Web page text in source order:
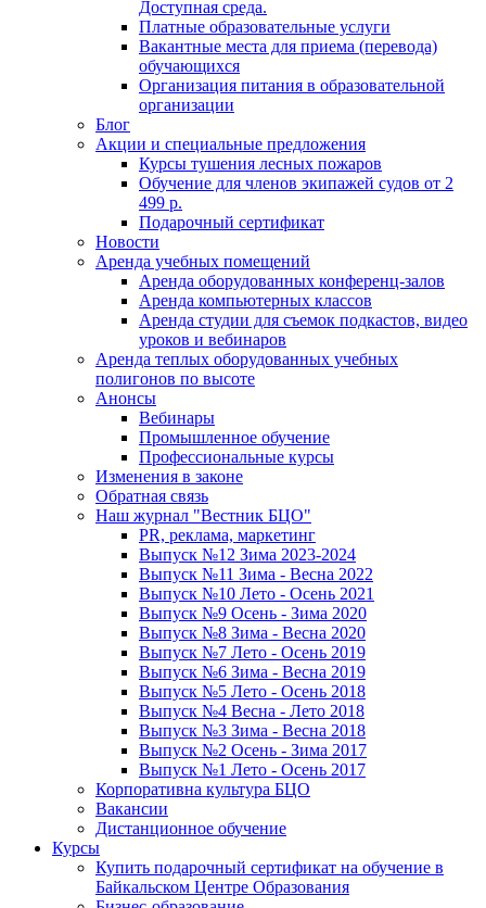
Доступная среда.
Платные образовательные услуги
Вакантные места для приема (перевода)
обучающихся
Организация питания в образовательной
организации
Блог
Акции и специальные предложения
Курсы тушения лесных пожаров
Обучение для членов экипажей судов от 2
499 р.
Подарочный сертификат
Новости
Аренда учебных помещений
Аренда оборудованных конференц-залов
Аренда компьютерных классов
Аренда студии для съемок подкастов, видео
уроков и вебинаров
Аренда теплых оборудованных учебных
полигонов по высоте
Анонсы
Вебинары
Промышленное обучение
Профессиональные курсы
Изменения в законе
Обратная связь
Наш журнал "Вестник БЦО"
PR, реклама, маркетинг
Выпуск №12 Зима 2023-2024
Выпуск №11 Зима - Весна 2022
Выпуск №10 Лето - Осень 2021
Выпуск №9 Осень - Зима 2020
Выпуск №8 Зима - Весна 2020
Выпуск №7 Лето - Осень 2019
Выпуск №6 Зима - Весна 2019
Выпуск №5 Лето - Осень 2018
Выпуск №4 Весна - Лето 2018
Выпуск №3 Зима - Весна 2018
Выпуск №2 Осень - Зима 2017
Выпуск №1 Лето - Осень 2017
Корпоративна культура БЦО
Вакансии
Дистанционное обучение
Курсы
Купить подарочный сертификат на обучение в
Байкальском Центре Образования